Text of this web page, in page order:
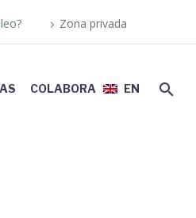
Zona privada
COLABORA EN